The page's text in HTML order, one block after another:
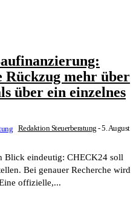
mehr über
über ein einzelnes
Redaktion Steuerberatung -5. August
Blick eindeutig: CHECK24 soll
Bei genauer Recherche wird
offizielle,...